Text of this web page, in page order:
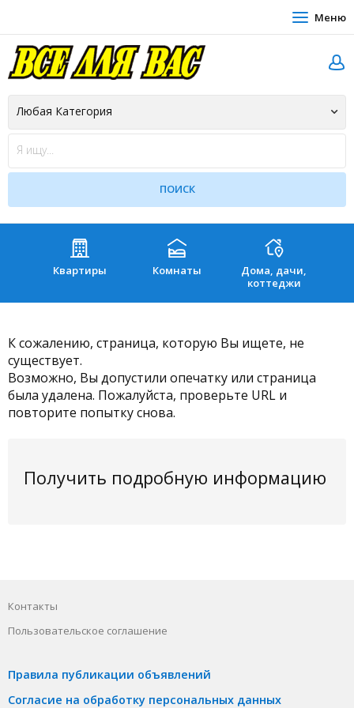
Меню
Квартиры Комнаты
Дома, дачи,
коттеджи
К сожалению, страница, которую Вы ищете, не
существует.
Возможно, Вы допустили опечатку или страница
была удалена. Пожалуйста, проверьте URL и
повторите попытку снова.
Получить подробную информацию
Контакты
Пользовательское соглашение
Правила публикации объявлений
Согласие на обработку персональных данных